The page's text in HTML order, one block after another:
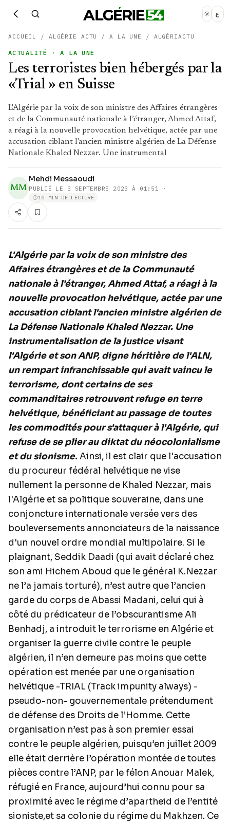
ع
ACCUEIL / ALGÉRIE ACTU /A LA UNE / ALGÉRIACTU
ACTUALITÉ · A LA UNE
Les terroristes bien hébergés par la
«Trial » en Suisse
L'Algérie par la voix de son ministre des Affaires étrangères
et de la Communauté nationale à l’étranger, Ahmed Attaf,
a réagi à la nouvelle provocation helvétique, actée par une
accusation ciblant l'ancien ministre algérien de La Défense
Nationale Khaled Nezzar. Une instrumental
MM
Mehdi Messaoudi
PUBLIÉ LE 3 SEPTEMBRE 2023 À 01:51 ·
10 MIN DE LECTURE
L'Algérie par la voix de son ministre des
Affaires étrangères et de la Communauté
nationale à l’étranger, Ahmed Attaf, a réagi à la
nouvelle provocation helvétique, actée par une
accusation ciblant l'ancien ministre algérien de
La Défense Nationale Khaled Nezzar. Une
instrumentalisation de la justice visant
l'Algérie et son ANP, digne héritière de l'ALN,
un rempart infranchissable qui avait vaincu le
terrorisme, dont certains de ses
commanditaires retrouvent refuge en terre
helvétique, bénéficiant au passage de toutes
les commodités pour s'attaquer à l'Algérie, qui
refuse de se plier au diktat du néocolonialisme
et du sionisme.Ainsi, il est clair que l'accusation
du procureur fédéral helvétique ne vise
nullement la personne de Khaled Nezzar, mais
l'Algérie et sa politique souveraine, dans une
conjoncture internationale versée vers des
bouleversements annonciateurs de la naissance
d'un nouvel ordre mondial multipolaire. Si le
plaignant, Seddik Daadi (qui avait déclaré chez
son ami Hichem Aboud que le général K.Nezzar
ne l’a jamais torturé), n’est autre que l’ancien
garde du corps de Abassi Madani, celui qui à
côté du prédicateur de l’obscurantisme Ali
Benhadj, a introduit le terrorisme en Algérie et
organiser la guerre civile contre le peuple
algérien, il n’en demeure pas moins que cette
opération est menée par une organisation
helvétique -TRIAL (Track impunity always) -
pseudo-non- gouvernementale prétendument
de défense des Droits de l’Homme. Cette
organisation n’est pas à son premier essai
contre le peuple algérien, puisqu’en juillet 2009
elle était derrière l’opération montée de toutes
pièces contre l’ANP, par le félon Anouar Malek,
réfugié en France, aujourd’hui connu pour sa
proximité avec le régime d’apartheid de l’entité
sioniste,et sa colonie du régime du Makhzen. Ce